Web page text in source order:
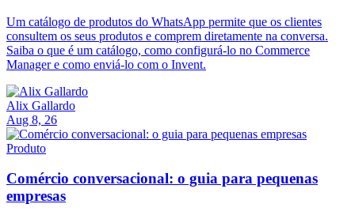
Um catálogo de produtos do WhatsApp permite que os clientes
consultem os seus produtos e comprem diretamente na conversa.
Saiba o que é um catálogo, como configurá-lo no Commerce
Manager e como enviá-lo com o Invent.
Alix Gallardo
Aug 8, 26
Produto
Comércio conversacional: o guia para pequenas
empresas